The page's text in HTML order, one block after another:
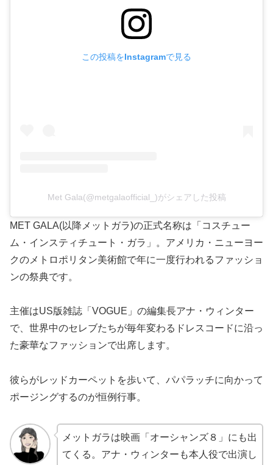
この投稿をInstagramで見る
Met Gala(@metgalaofficial_)がシェアした投稿
MET GALA(以降メットガラ)の正式名称は「コスチュー
ム・インスティチュート・ガラ」。アメリカ・ニューヨー
クのメトロポリタン美術館で年に一度行われるファッショ
ンの祭典です。
主催はUS版雑誌「VOGUE」の編集長アナ・ウィンター
で、世界中のセレブたちが毎年変わるドレスコードに沿っ
た豪華なファッションで出席します。
彼らがレッドカーペットを歩いて、パパラッチに向かって
ポージングするのが恒例行事。
メットガラは映画「オーシャンズ８」にも出
てくる。アナ・ウィンターも本人役で出演し